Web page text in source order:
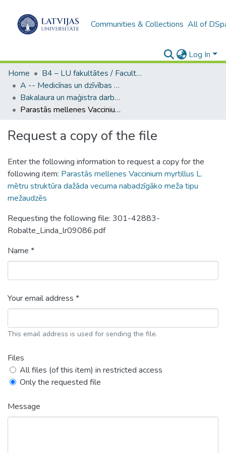
Communities & Collections All of
Log In
Home
B4 – LU fakultātes / Faculties of the UL
A -- Medicīnas un dzīvības zinātņu fakultāte / Faculty of Medicine and Life Sciences
Bakalaura un maģistra darbi (MDZF) / Bachelor's and Master's theses
Parastās mellenes Vaccinium myrtillus L. mētru struktūra dažāda vecuma nabadzīgāko meža tipu mežaudzēs
Request a copy of the file
Enter the following information to request a copy for the
following item: Parastās mellenes Vaccinium myrtillus L.
mētru struktūra dažāda vecuma nabadzīgāko meža tipu
mežaudzēs
Requesting the following file: 301-42883-
Robalte_Linda_lr09086.pdf
Name *
Your email address *
This email address is used for sending the file.
Files
All files (of this item) in restricted access
Only the requested file
Message